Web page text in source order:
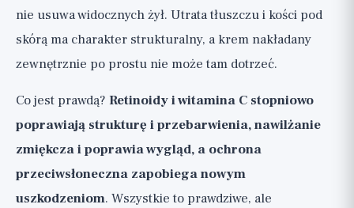
nie usuwa widocznych żył. Utrata tłuszczu i kości pod
skórą ma charakter strukturalny, a krem nakładany
zewnętrznie po prostu nie może tam dotrzeć.
Co jest prawdą? Retinoidy i witamina C stopniowo
poprawiają strukturę i przebarwienia, nawilżanie
zmiękcza i poprawia wygląd, a ochrona
przeciwsłoneczna zapobiega nowym
uszkodzeniom. Wszystkie to prawdziwe, ale